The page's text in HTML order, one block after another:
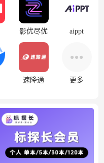
影优尽优 aippt
速降通 更多